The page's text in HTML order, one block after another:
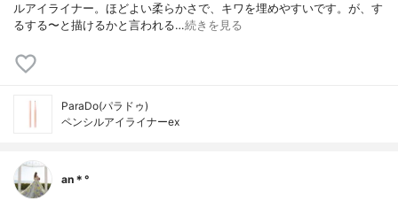
ルアイライナー。ほどよい柔らかさで、キワを埋めやすいです。が、す
るする〜と描けるかと言われる…続きを見る
ParaDo(パラドゥ)
ペンシルアイライナーex
an＊°